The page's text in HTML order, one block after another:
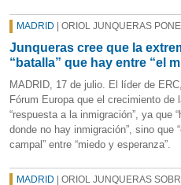
MADRID | ORIOL JUNQUERAS
Junqueras cree que la
“batalla” que hay entre “el
MADRID, 17 de julio. El líder de
Fórum Europa que el crecimiento de
“respuesta a la inmigración”, ya que
donde no hay inmigración”, sino que
campal” entre “miedo y esperanza”.
MADRID | ORIOL JUNQUERAS